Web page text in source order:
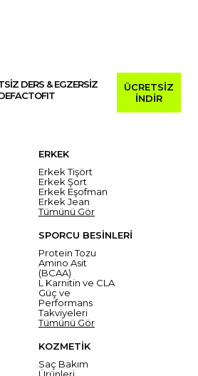
DERS & EGZERSİZ
ÜCRETSİZ
İNDİR
ERKEK
Erkek Tişört
Erkek Şort
Erkek Eşofman
Erkek Jean
Tümünü Gör
SPORCU BESİNLERİ
Protein Tozu
Amino Asit
(BCAA)
L Karnitin ve CLA
Güç ve
Performans
Takviyeleri
Tümünü Gör
KOZMETİK
Saç Bakım
Ürünleri